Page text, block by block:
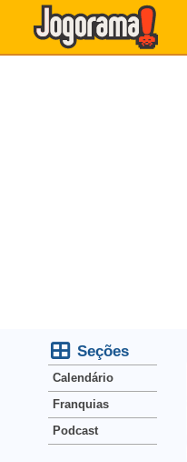
Seções
Calendário
Franquias
Podcast